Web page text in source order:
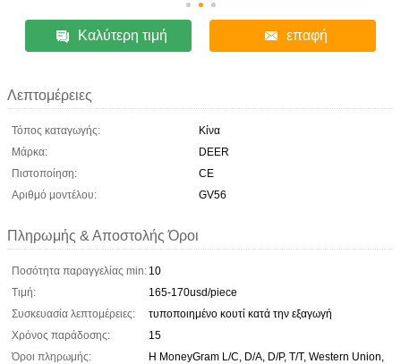
Καλύτερη τιμή επαφή
Λεπτομέρειες
Τόπος καταγωγής:
Κίνα
Μάρκα:
DEER
Πιστοποίηση:
CE
Αριθμό μοντέλου:
GV56
Πληρωμής & Αποστολής Όροι
Ποσότητα παραγγελίας min: 10
Τιμή:
165-170usd/piece
Συσκευασία λεπτομέρειες:
τυποποιημένο κουτί κατά την εξαγωγή
Χρόνος παράδοσης:
15
Όροι πληρωμής:
Η MoneyGram L/C, D/A, D/P, T/T, Western Union,